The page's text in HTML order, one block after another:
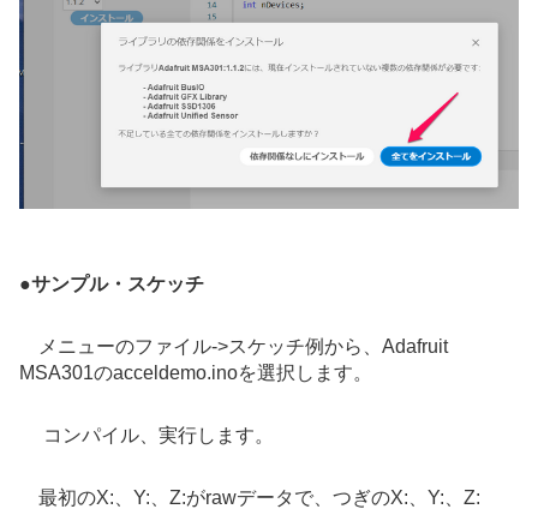
●サンプル・スケッチ
メニューのファイル->スケッチ例から、 Adafruit
MSA301のacceldemo.inoを選択します。
コンパイル、実行します。
最初のX:、Y:、Z:がrawデータで、つぎのX:、Y:、Z: